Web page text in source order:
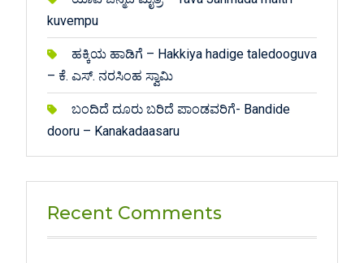
kuvempu
ಹಕ್ಕಿಯ ಹಾಡಿಗೆ – Hakkiya hadige taledooguva
– ಕೆ. ಎಸ್. ನರಸಿಂಹ ಸ್ವಾಮಿ
ಬಂದಿದೆ ದೂರು ಬರಿದೆ ಪಾಂಡವರಿಗೆ- Bandide
dooru – Kanakadaasaru
Recent Comments